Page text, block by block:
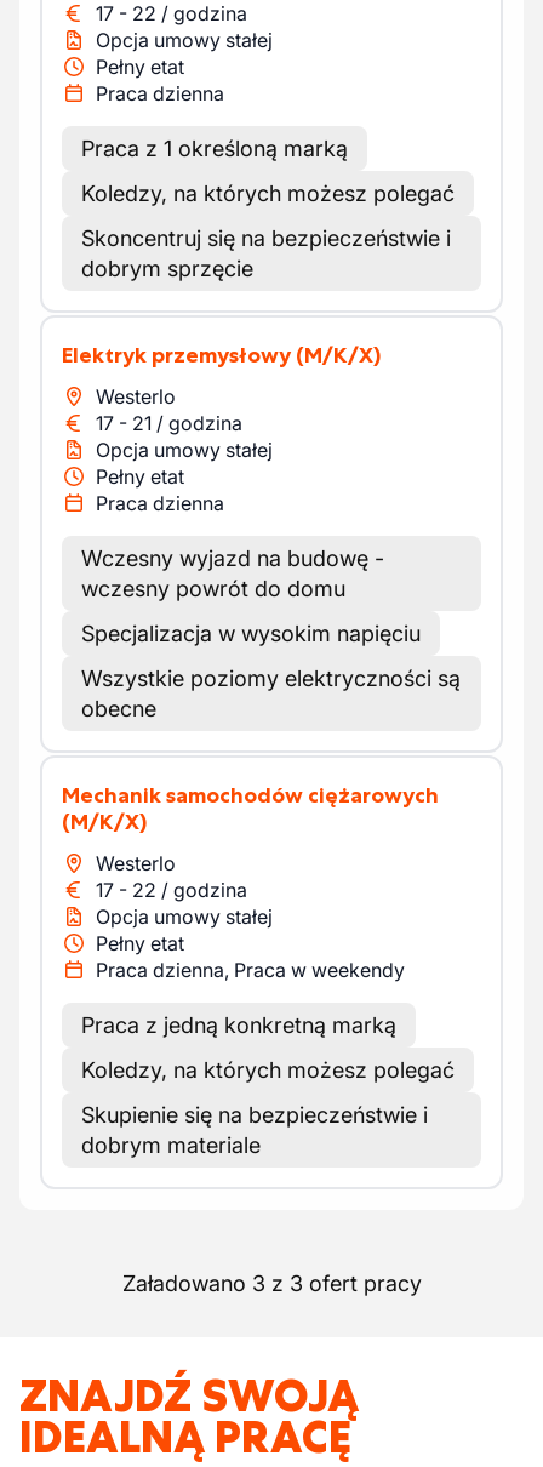
17 - 22 / godzina
Opcja umowy stałej
Pełny etat
Praca dzienna
Praca z 1 określoną marką
Koledzy, na których możesz polegać
Skoncentruj się na bezpieczeństwie i
dobrym sprzęcie
Elektryk przemysłowy (M/K/X)
Westerlo
17 - 21 / godzina
Opcja umowy stałej
Pełny etat
Praca dzienna
Wczesny wyjazd na budowę -
wczesny powrót do domu
Specjalizacja w wysokim napięciu
Wszystkie poziomy elektryczności są
obecne
Mechanik samochodów ciężarowych
(M/K/X)
Westerlo
17 - 22 / godzina
Opcja umowy stałej
Pełny etat
Praca dzienna, Praca w weekendy
Praca z jedną konkretną marką
Koledzy, na których możesz polegać
Skupienie się na bezpieczeństwie i
dobrym materiale
Załadowano 3 z 3 ofert pracy
ZNAJDŹ SWOJĄ
IDEALNĄ PRACĘ